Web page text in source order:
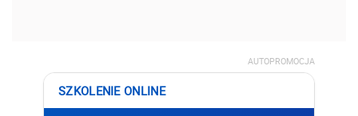
AUTOPROMOCJA
SZKOLENIE ONLINE